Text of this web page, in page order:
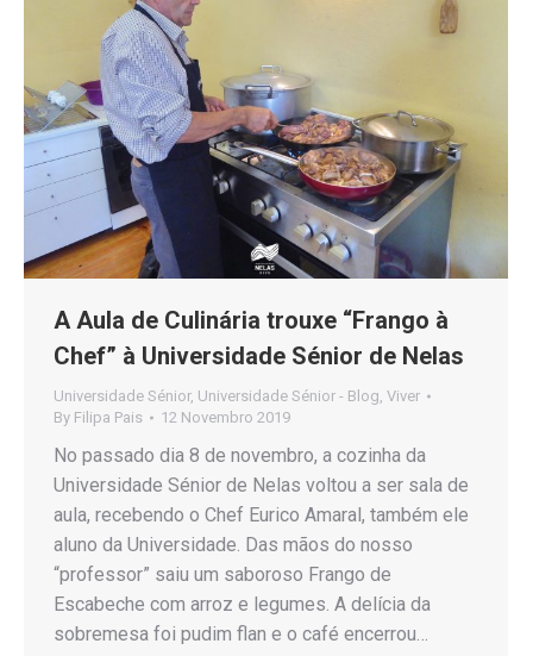
A Aula de Culinária trouxe “Frango à
Chef” à Universidade Sénior de Nelas
Universidade Sénior, Universidade Sénior - Blog Viver
By Filipa Pais 12 Novembro 2019
No passado dia 8 de novembro, a cozinha da
Universidade Sénior de Nelas voltou a ser sala de
aula, recebendo o Chef Eurico Amaral, também ele
aluno da Universidade. Das mãos do nosso
“professor” saiu um saboroso Frango de
Escabeche com arroz e legumes. A delícia da
sobremesa foi pudim flan e o café encerrou…